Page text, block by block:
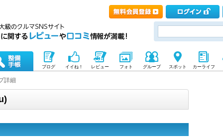
ブログ イイね！ レビュー フォト グループ スポット カーライフ
詳細